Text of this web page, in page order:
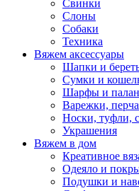
Свинки
Слоны
Собаки
Техника
Вяжем аксессуары
Шапки и
Сумки и
Шарфы и
Варежки,
Носки, туфли,
Украшения
Вяжем в дом
Креативное
Одеяло и
Подушки и